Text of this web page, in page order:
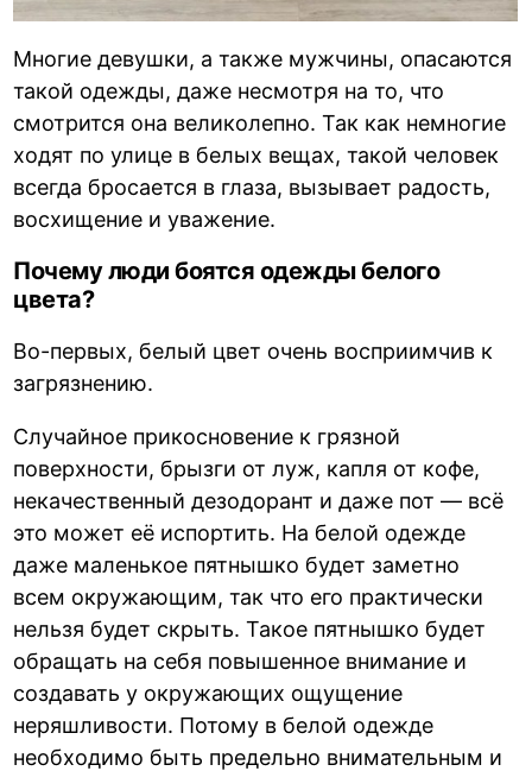
Многие девушки, а также мужчины, опасаются
такой одежды, даже несмотря на то, что
смотрится она великолепно. Так как немногие
ходят по улице в белых вещах, такой человек
всегда бросается в глаза, вызывает радость,
восхищение и уважение.
Почему люди боятся одежды белого
цвета?
Во-первых, белый цвет очень восприимчив к
загрязнению.
Случайное прикосновение к грязной
поверхности, брызги от луж, капля от кофе,
некачественный дезодорант и даже пот — всё
это может её испортить. На белой одежде
даже маленькое пятнышко будет заметно
всем окружающим, так что его практически
нельзя будет скрыть. Такое пятнышко будет
обращать на себя повышенное внимание и
создавать у окружающих ощущение
неряшливости. Потому в белой одежде
необходимо быть предельно внимательным и